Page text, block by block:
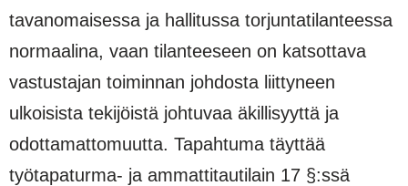
tavanomaisessa ja hallitussa torjuntatilanteessa
normaalina, vaan tilanteeseen on katsottava
vastustajan toiminnan johdosta liittyneen
ulkoisista tekijöistä johtuvaa äkillisyyttä ja
odottamattomuutta. Tapahtuma täyttää
työtapaturma- ja ammattitautilain 17 §:ssä